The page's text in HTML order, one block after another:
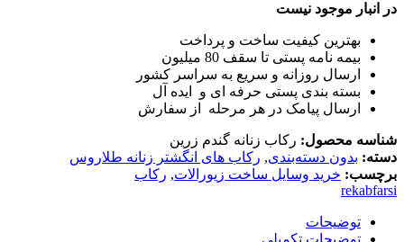
در انبار موجود نیست
بهترین کیفیت ساخت و پرداخت
بیمه نامه پستی تا سقف 80 میلیون
ارسال روزانه و سریع به سراسر کشور
بسته بندی پستی حرفه ای و ایده آل
ارسال پیامک در هر مرحله از سفارش
شناسه محصول: رکاب زنانه گندم زرین
دسته: بدون دسته‌بندی, رکاب های انگشتر زنانه طلاروس
برچسب: خرید وسایل ساخت زیورالات, رکاب
rekabfarsi
توضیحات